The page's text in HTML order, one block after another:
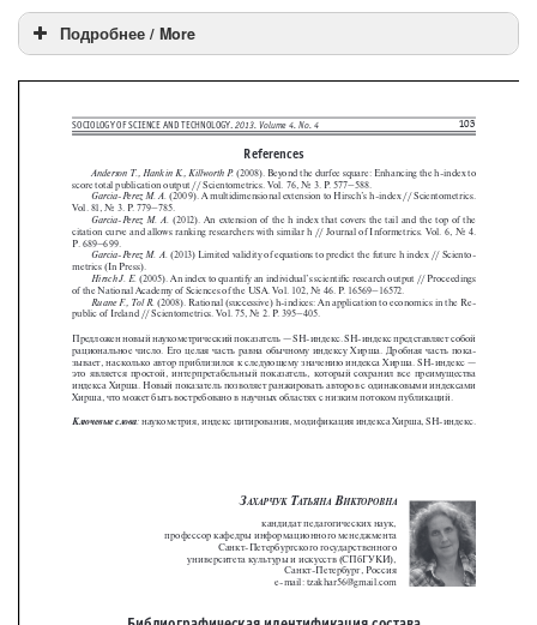
Подробнее / More